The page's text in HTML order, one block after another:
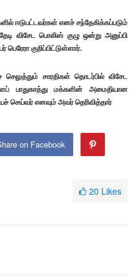
ஈடுபட்டவர்கள் எனச் சந்தேகிக்கப்படும்
விசேட பொலிஸ் குழு ஒன்று அனுப்பி
குறிப்பிட்டுள்ளார்.
சாரதிகள் தொடர்பில் விசேட
பாதுகாத்து மக்களின் அமைதியான
செய்வர் எனவும் அவர் தெரிவித்தார்
on Facebook
20 Likes